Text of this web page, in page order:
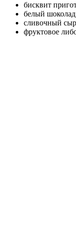
бисквит
белый
сливочный
фруктовое